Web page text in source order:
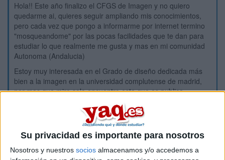
Su privacidad es importante para nosotros
Nosotros y nuestros socios almacenamos y/o accedemos a
Hola!! Este año finalizo el CFGS de Imagen y no quiero
quedarme ai, quieres seguir ampliando mis conocimientos,
pero cada vez que pongo a informarme por internet termino
"mosqueandome" por las pocas facilidades que te dan para
estudiar lo que realmente me gusta y mas en mi comunidad
Autonoma (Andalucia)
Estoy muy interesada en el Grado de diseño dedicada más
bien a la imagen en la universidad complutense de madrid,
por mas que miro solo encuentro esta que es publica,
me cierra las puertas porque ni idea de catalan...
Supongo que al existir una nada mas con estas
caracteristicas y encima publica en toda españa sera muy
complicado entrar y mas ahora con lo chungo que se a
puesto todo con selectividad, que por cierto no la tengo ya